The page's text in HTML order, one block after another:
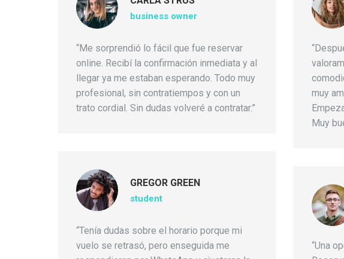
business owner
“Me sorprendió lo fácil que fue reservar
online. Recibí la confirmación inmediata y al
llegar ya me estaban esperando. Todo muy
profesional, sin contratiempos y con un
trato cordial. Sin dudas volveré a contratar.”
muy
Muy
GREGOR GREEN
student
“Tenía dudas sobre el horario porque mi
vuelo se retrasó, pero enseguida me
“Una